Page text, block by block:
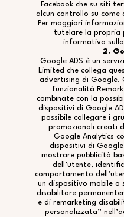
Facebook che su siti
alcun controllo su
Per maggiori
tutelare la propria
informativa sulla
2.
Google ADS è un
Limited che collega
advertising di Google.
funzionalità
combinate con la
dispositivi di Google
possibile collegare i
promozionali creati
Google Analytics
dispositivi di
mostrare pubblicità
dell’utente,
comportamento
un dispositivo mobile o
disabilitare
e di remarketing
personalizzata”